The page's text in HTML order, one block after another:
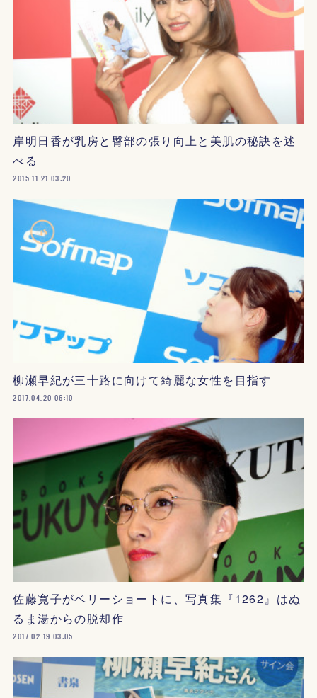
岸明日香が乳房と臀部の張り向上と美肌の秘訣を述
べる
2015.11.21 03:20
柳瀬早紀が三十路に向けて綺麗な女性を目指す
2017.04.20 06:10
佐藤寛子がベリーショートに、写真集『1262』はぬ
るま湯からの脱却作
2017.02.19 03:05